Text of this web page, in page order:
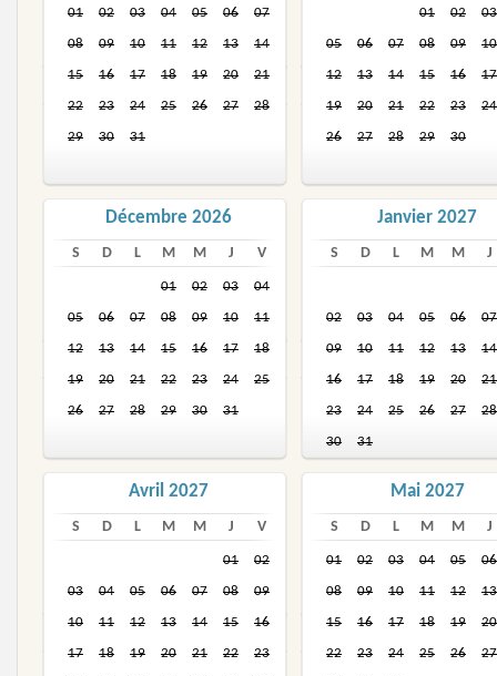
01 02 03 04 05 06 07
08 09 10 11 12 13 14
15 16 17 18 19 20 21
22 23 24 25 26 27 28
29 30 31
01 02 03
05 06 07 08 09 10
12 13 14 15 16 17
19 20 21 22 23 24
26 27 28 29 30
Décembre 2026
S D L M M J V
01 02 03 04
05 06 07 08 09 10 11
12 13 14 15 16 17 18
19 20 21 22 23 24 25
26 27 28 29 30 31
Janvier 2027
S D L M M J
02 03 04 05 06 07
09 10 11 12 13 14
16 17 18 19 20 21
23 24 25 26 27 28
30 31
Avril 2027
S D L M M J V
01 02
03 04 05 06 07 08 09
10 11 12 13 14 15 16
17 18 19 20 21 22 23
Mai 2027
S D L M M J
01 02 03 04 05 06
08 09 10 11 12 13
15 16 17 18 19 20
22 23 24 25 26 27